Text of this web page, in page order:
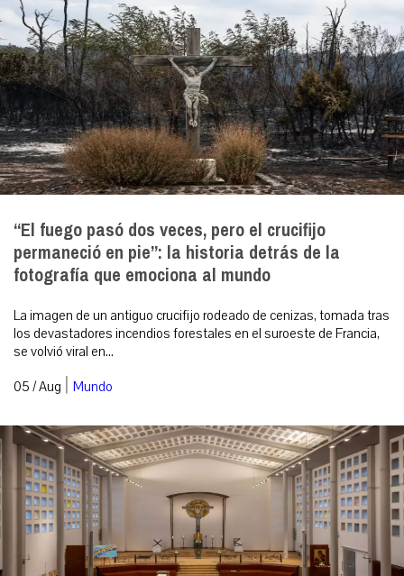
“El fuego pasó dos veces, pero el crucifijo
permaneció en pie”: la historia detrás de la
fotografía que emociona al mundo
La imagen de un antiguo crucifijo rodeado de cenizas, tomada tras
los devastadores incendios forestales en el suroeste de Francia,
se volvió viral en...
05 / Aug | Mundo